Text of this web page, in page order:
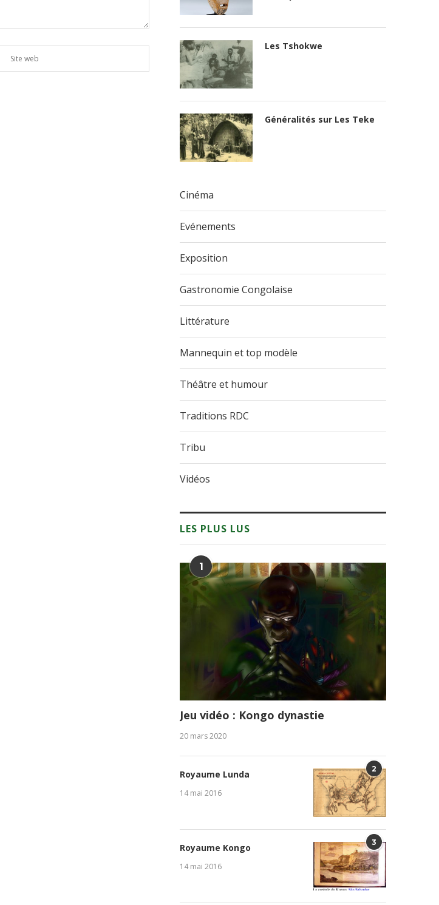
Les Tshokwe
Généralités sur Les Teke
Cinéma
Evénements
Exposition
Gastronomie Congolaise
Littérature
Mannequin et top modèle
Théâtre et humour
Traditions RDC
Tribu
Vidéos
LES PLUS LUS
1
Jeu vidéo : Kongo dynastie
20 mars 2020
2
Royaume Lunda
14 mai 2016
3
Royaume Kongo
14 mai 2016